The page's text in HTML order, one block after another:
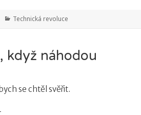
Rubriky:
Technická revoluce
když náhodou
se chtěl svěřit.
čem sním, když náhodou spím.